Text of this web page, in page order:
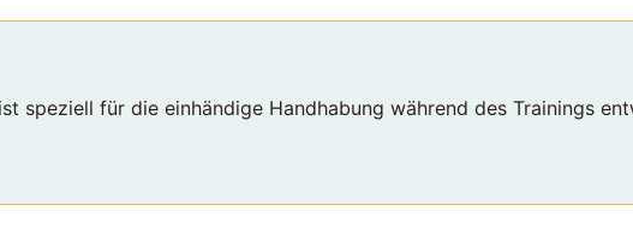
speziell für die einhändige Handhabung während des Trainings